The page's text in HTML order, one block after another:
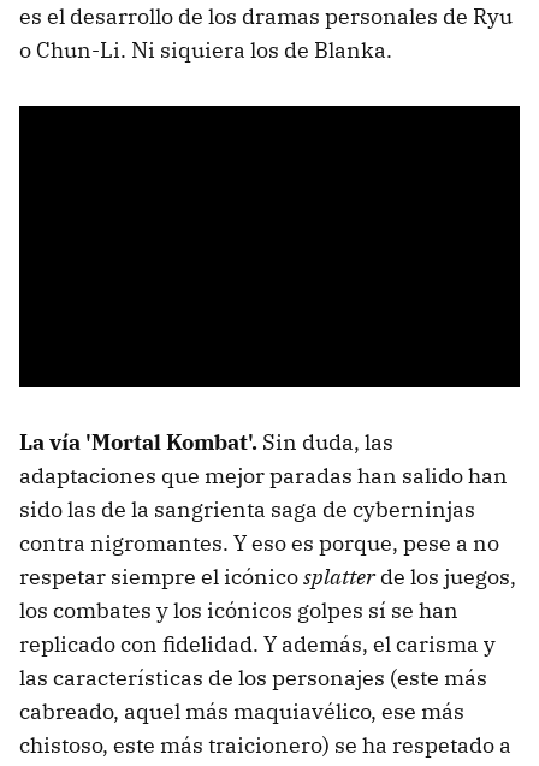
es el desarrollo de los dramas personales de Ryu
o Chun-Li. Ni siquiera los de Blanka.
La vía 'Mortal Kombat'. Sin duda, las
adaptaciones que mejor paradas han salido han
sido las de la sangrienta saga de cyberninjas
contra nigromantes. Y eso es porque, pese a no
respetar siempre el icónicosplatterde los juegos,
los combates y los icónicos golpes sí se han
replicado con fidelidad. Y además, el carisma y
las características de los personajes (este más
cabreado, aquel más maquiavélico, ese más
chistoso, este más traicionero) se ha respetado a